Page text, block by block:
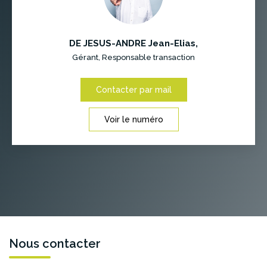
DE JESUS-ANDRE Jean-Elias,
Gérant, Responsable transaction
Contacter par mail
Voir le numéro
Nous contacter